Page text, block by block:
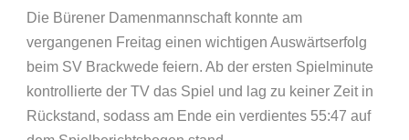
Die Bürener Damenmannschaft konnte am
vergangenen Freitag einen wichtigen Auswärtserfolg
beim SV Brackwede feiern. Ab der ersten Spielminute
kontrollierte der TV das Spiel und lag zu keiner Zeit in
Rückstand, sodass am Ende ein verdientes 55:47 auf